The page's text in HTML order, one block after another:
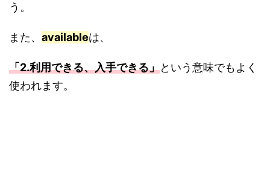
う。
また、 availableは、
「2.利用できる、入手できる」という意味でもよく
使われます。